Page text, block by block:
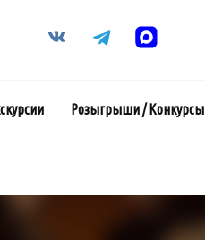
Розыгрыши / Конкурсы